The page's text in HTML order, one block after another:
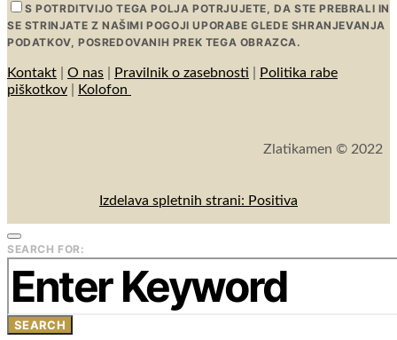
S POTRDITVIJO TEGA POLJA POTRJUJETE, DA STE PREBRALI IN
SE STRINJATE Z NAŠIMI POGOJI UPORABE GLEDE SHRANJEVANJA
PODATKOV, POSREDOVANIH PREK TEGA OBRAZCA.
Kontakt O nas Pravilnik o zasebnosti
Politika rabe
piškotkov
Kolofon
Zlatikamen © 2022
Izdelava spletnih strani: Positiva
SEARCH FOR:
SEARCH